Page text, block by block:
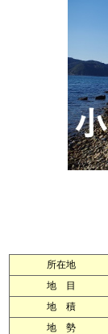
所在地
地 目
地 積
地 勢